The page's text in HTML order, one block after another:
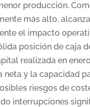
producción.
más alto,
el impacto
posición de caja
realizada en
y la capacidad
riesgos de
interrupciones